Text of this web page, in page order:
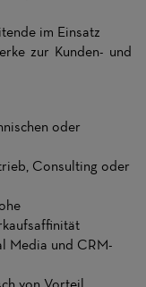
im Einsatz
zur Kunden- und
oder
Consulting oder
Media und CRM-